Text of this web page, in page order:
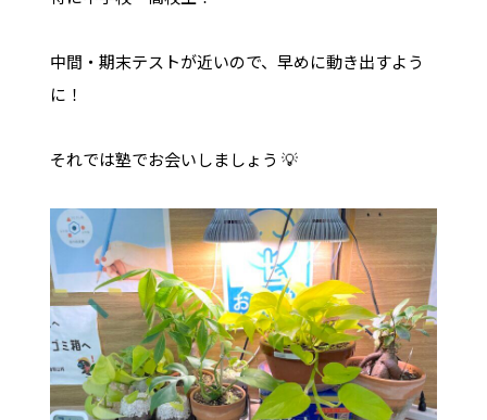
中間・期末テストが近いので、早めに動き出すよう
に！
それでは塾でお会いしましょう 💡